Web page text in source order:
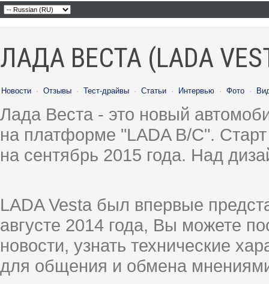
ЛАДА ВЕСТА (LADA
Новости · Отзывы · Тест-драйвы · Статьи · Интервью · Фото ·
Лада Веста - это новый
на платформе "LADA B/C".
на сентябрь 2015 года. Над
LADA Vesta был впервые
августе 2014 года, Вы можете
новости, узнать технические
для общения и обмена